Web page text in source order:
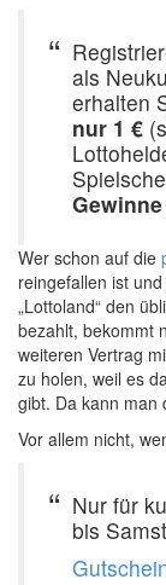
als
erhalten
nur 1 €
Wer schon auf die
reingefallen ist
„Lottoland“ den
bezahlt, bekommt
weiteren Vertrag
zu holen, weil es
gibt. Da kann man
Vor allem nicht,
Nur für
bis